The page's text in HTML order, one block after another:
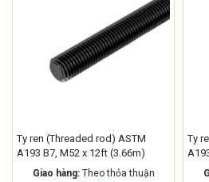
Ty ren (Threaded rod) ASTM
A193 B7, M52 x 12ft (3.66m)
Giao hàng: Theo thỏa thuận
Ty